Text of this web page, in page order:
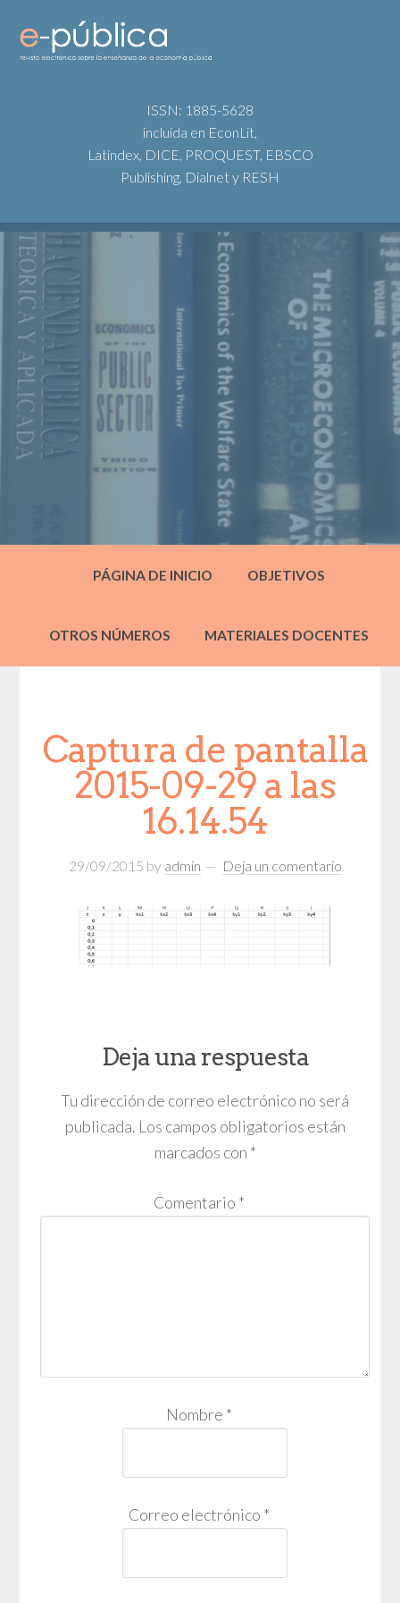
ISSN: 1885-5628
incluida en EconLit,
Latindex, DICE, PROQUEST, EBSCO
Publishing, Dialnet y RESH
PÁGINA DE INICIO OBJETIVOS
OTROS NÚMEROS MATERIALES DOCENTES
Captura de pantalla
2015-09-29 a las
16.14.54
29/09/2015 by admin Deja un comentario
Deja una respuesta
Tu dirección de correo electrónico no será
publicada. Los campos obligatorios están
marcados con *
Comentario *
Nombre *
Correo electrónico *